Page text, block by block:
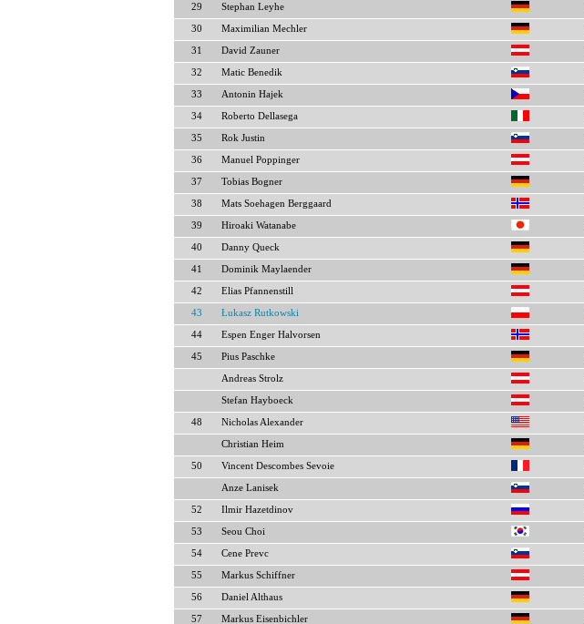
29 Stephan Leyhe
30 Maximilian Mechler
31 David Zauner
32 Matic Benedik
33 Antonin Hajek
34 Roberto Dellasega
35 Rok Justin
36 Manuel Poppinger
37 Tobias Bogner
38 Mats Soehagen Berggaard
39 Hiroaki Watanabe
40 Danny Queck
41 Dominik Maylaender
42 Elias Pfannenstill
43 Łukasz Rutkowski
44 Espen Enger Halvorsen
45 Pius Paschke
Andreas Strolz
Stefan Hayboeck
48 Nicholas Alexander
Christian Heim
50 Vincent Descombes Sevoie
Anze Lanisek
52 Ilmir Hazetdinov
53 Seou Choi
54 Cene Prevc
55 Markus Schiffner
56 Daniel Althaus
57 Markus Eisenbichler